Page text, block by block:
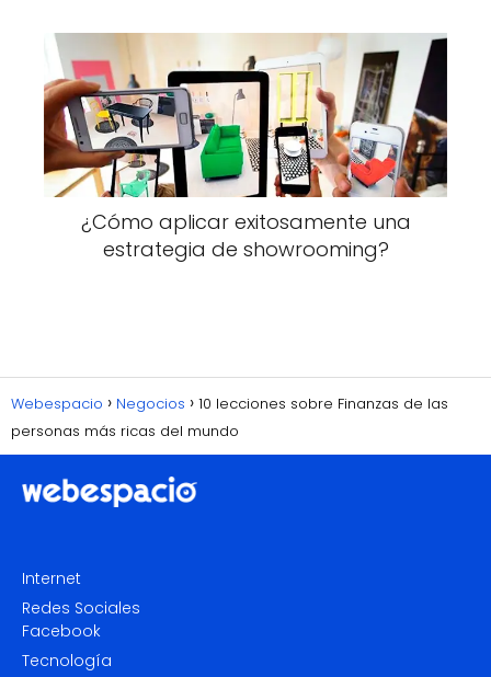
¿Cómo aplicar exitosamente una
estrategia de showrooming?
Webespacio Negocios
10 lecciones sobre Finanzas de las
personas más ricas del mundo
Internet
Redes Sociales
Facebook
Tecnología